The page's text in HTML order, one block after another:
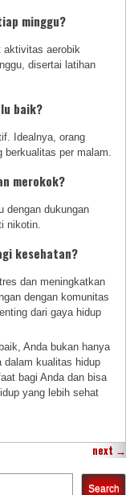
minggu?
aktivitas aerobik
disertai latihan
baik?
Idealnya, orang
berkualitas per malam.
merokok?
dengan dukungan
nikotin.
kesehatan?
dan meningkatkan
dengan komunitas
dari gaya hidup
Anda bukan hanya
dalam kualitas hidup
bagi Anda dan bisa
yang lebih sehat
next →
Search